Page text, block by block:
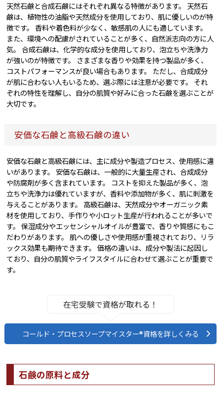
天然石鹸と合成石鹸にはそれぞれ異なる特徴があります。 天然石
鹸は、植物性の油脂や天然成分を使用しており、肌に優しいのが特
徴です。 香料や着色料が少なく、敏感肌の人にも適しています。
また、環境への配慮がされていることが多く、自然派志向の方に人
気。 合成石鹸は、化学的な成分を使用しており、泡立ちや洗浄力
が強いのが特徴です。 さまざまな香りや効果を持つ製品が多く、
コストパフォーマンスが良い場合もあります。 ただし、合成成分
が肌に合わない人もいるため、選ぶ際には注意が必要です。 それ
ぞれの特性を理解し、自分の肌質や好みに合った石鹸を選ぶことが
大切です。
安価な石鹸と高級石鹸の違い
安価な石鹸と高級石鹸には、主に成分や製造プロセス、使用感に違
いがあります。 安価な石鹸は、一般的に大量生産され、合成成分
や防腐剤が多く含まれています。 コストを抑えた製品が多く、泡
立ちや洗浄力は優れていますが、香料や添加物が多く、肌に刺激を
与えることがあります。 高級石鹸は、天然成分やオーガニック素
材を使用しており、手作りや小ロット生産が行われることが多いで
す。 保湿成分やエッセンシャルオイルが豊富で、香りや質感にもこ
だわりがあります。 肌への優しさや使用感が重視されており、リラ
ックス効果も期待できます。 価格の違いは、成分や製法に起因し
ており、自分の肌質やライフスタイルに合わせて選ぶことが重要で
す。
在宅受験で資格が取れる！
コールド・プロセスソープマイスター®資格を詳しくみる
石鹸の原料と成分